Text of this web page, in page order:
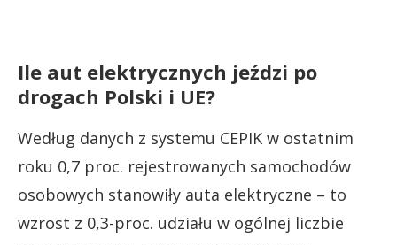
Ile aut elektrycznych jeździ po
drogach Polski i UE?
Według danych z systemu CEPIK w ostatnim
roku 0,7 proc. rejestrowanych samochodów
osobowych stanowiły auta elektryczne – to
wzrost z 0,3-proc. udziału w ogólnej liczbie